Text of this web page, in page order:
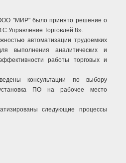
ООО "МИР" было принято решение о
Торговлей 8».
автоматизации трудоемких
выполнения аналитических и
работы торговых и
консультации по выбору
ПО на рабочее место
следующие процессы